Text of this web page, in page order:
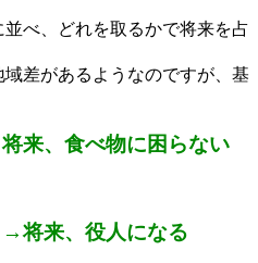
べ、どれを取るかで将来を占
差があるようなのですが、基
来、食べ物に困らない
将来、役人になる